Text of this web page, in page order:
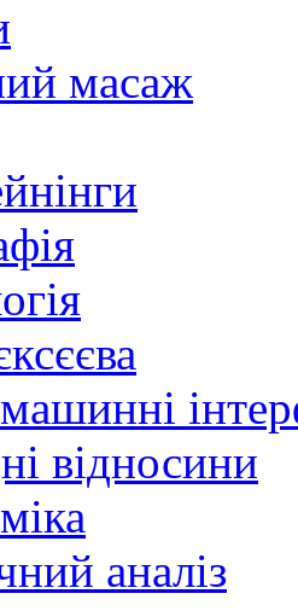
масаж
відносини
аналіз